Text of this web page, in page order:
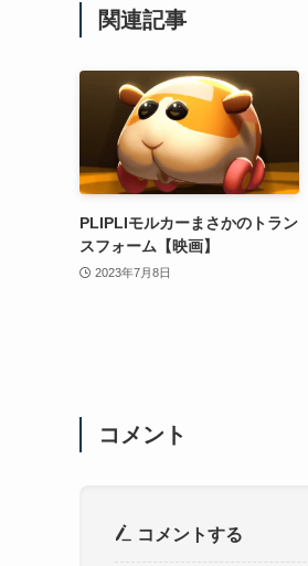
関連記事
PLIPLIモルカーまさかのトラン
スフォーム【映画】
2023年7月8日
コメント
コメントする